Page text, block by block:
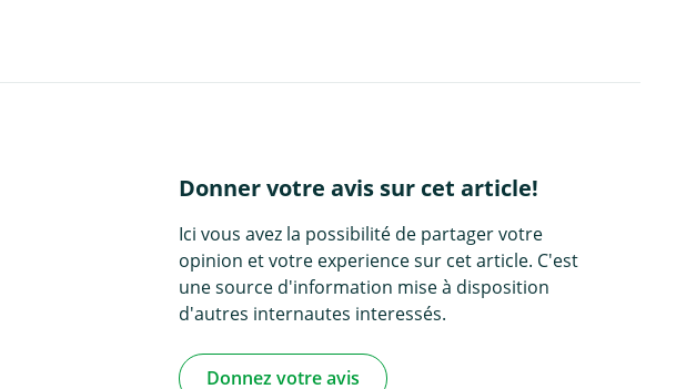
Donner votre avis sur cet article!
Ici vous avez la possibilité de partager votre
opinion et votre experience sur cet article. C'est
une source d'information mise à disposition
d'autres internautes interessés.
Donnez votre avis